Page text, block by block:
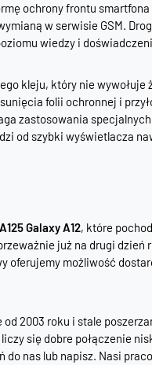
ochrony frontu
w serwisie GSM.
wiedzy i
kleju, który nie
folii ochronnej i
zastosowania
od szybki wyświetlacza
Galaxy A12, które
już na drugi
oferujemy możliwość
2003 roku i stale
się dobre połączenie
nas lub napisz. Nasi